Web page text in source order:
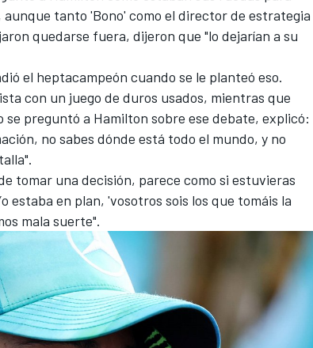
tanto 'Bono' como el director de estrategia
quedarse fuera, dijeron que "lo dejarían a su
el heptacampeón cuando se le planteó eso.
con un juego de duros usados, mientras que
se preguntó a Hamilton sobre ese debate, explicó:
no sabes dónde está todo el mundo, y no
tomar una decisión, parece como si estuvieras
estaba en plan, 'vosotros sois los que tomáis la
mala suerte".